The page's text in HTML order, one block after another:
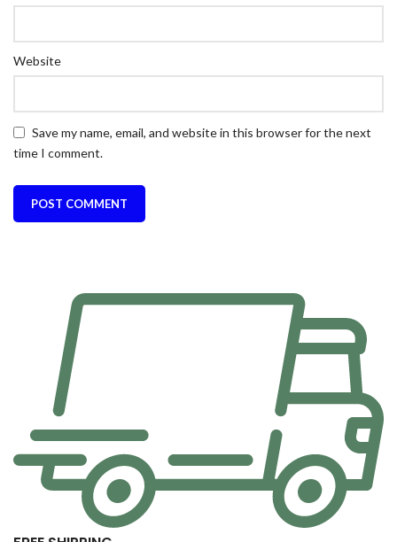
Website
Save my name, email, and website in this browser for the next
time I comment.